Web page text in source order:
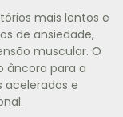
mais lentos e
de ansiedade,
muscular. O
âncora para a
e